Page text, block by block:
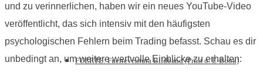
FUERTE: Fuerteventura Bildband (Print o. E-Book)
und zu verinnerlichen, haben wir ein neues YouTube-Video
veröffentlicht, das sich intensiv mit den häufigsten
psychologischen Fehlern beim Trading befasst. Schau es dir
unbedingt an, um weitere wertvolle Einblicke zu erhalten: